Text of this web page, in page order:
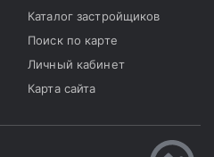
Каталог застройщиков
Поиск по карте
Личный кабинет
Карта сайта